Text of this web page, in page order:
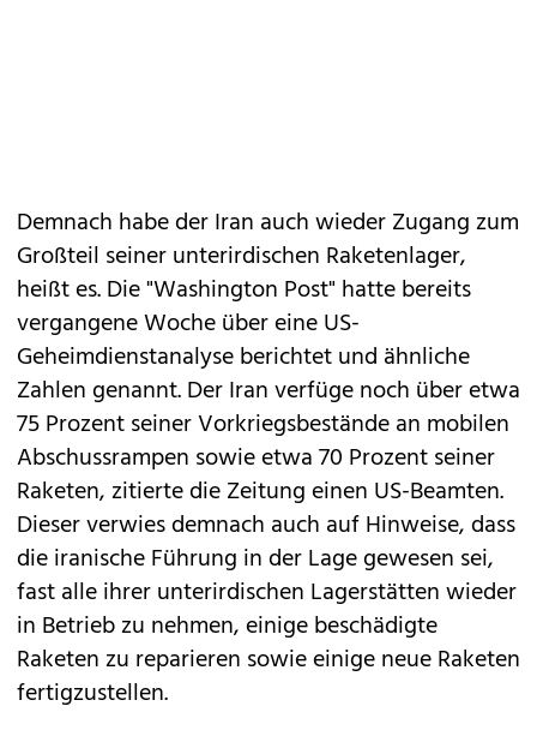
Demnach habe der Iran auch wieder Zugang zum
Großteil seiner unterirdischen Raketenlager,
heißt es. Die "Washington Post" hatte bereits
vergangene Woche über eine US-
Geheimdienstanalyse berichtet und ähnliche
Zahlen genannt. Der Iran verfüge noch über etwa
75 Prozent seiner Vorkriegsbestände an mobilen
Abschussrampen sowie etwa 70 Prozent seiner
Raketen, zitierte die Zeitung einen US-Beamten.
Dieser verwies demnach auch auf Hinweise, dass
die iranische Führung in der Lage gewesen sei,
fast alle ihrer unterirdischen Lagerstätten wieder
in Betrieb zu nehmen, einige beschädigte
Raketen zu reparieren sowie einige neue Raketen
fertigzustellen.